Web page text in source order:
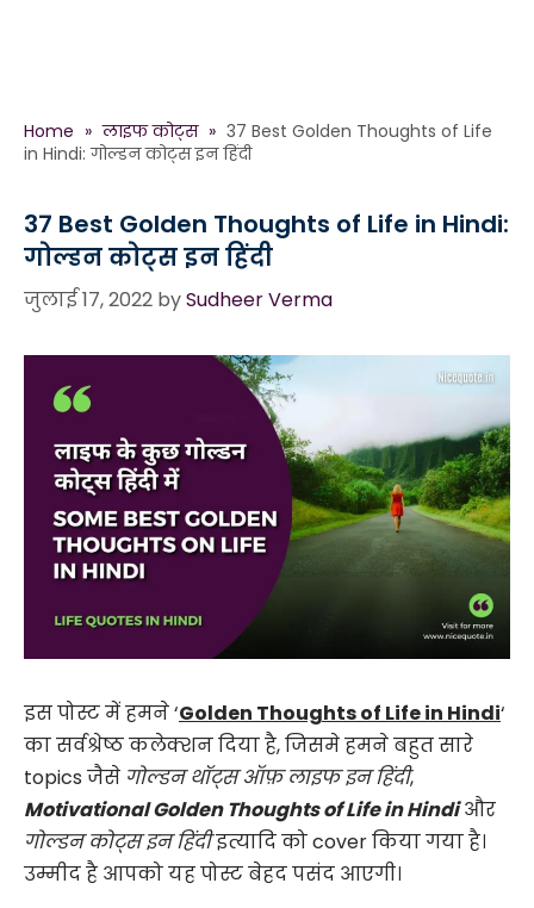
Home » लाइफ कोट्स » 37 Best Golden Thoughts of Life
in Hindi: गोल्डन कोट्स इन हिंदी
37 Best Golden Thoughts of Life in Hindi:
गोल्डन कोट्स इन हिंदी
जुलाई 17, 2022 bySudheer Verma
इस पोस्ट में हमने ‘Golden Thoughts of Life in Hindi‘
का सर्वश्रेष्ठ कलेक्शन दिया है, जिसमे हमने बहुत सारे
topics जैसे गोल्डन थॉट्स ऑफ़ लाइफ इन हिंदी,
Motivational Golden Thoughts of Life in Hindiऔर
गोल्डन कोट्स इन हिंदीइत्यादि को cover किया गया है।
उम्मीद है आपको यह पोस्ट बेहद पसंद आएगी।